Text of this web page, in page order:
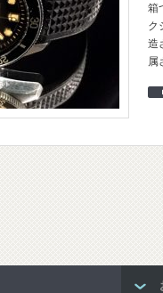
箱
ク
造
属